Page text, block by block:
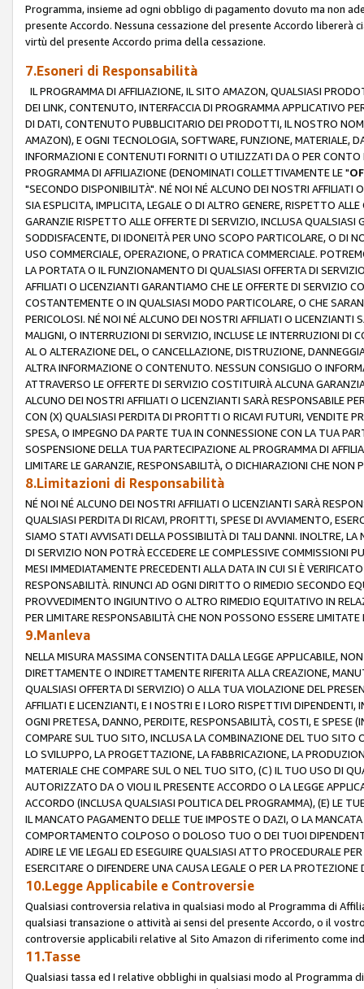
Programma, insieme ad ogni obbligo di pagamento dovuto ma non
presente Accordo. Nessuna cessazione del presente Accordo
virtù del presente Accordo prima della cessazione.
7.Esoneri di Responsabilità
IL PROGRAMMA DI AFFILIAZIONE, IL SITO AMAZON, QUALSIASI
DEI LINK, CONTENUTO, INTERFACCIA DI PROGRAMMA APPLICATIVO
DI DATI, CONTENUTO PUBBLICITARIO DEI PRODOTTI, IL NOSTRO
AMAZON), E OGNI TECNOLOGIA, SOFTWARE, FUNZIONE, MATERIALE,
INFORMAZIONI E CONTENUTI FORNITI O UTILIZZATI DA O PER
PROGRAMMA DI AFFILIAZIONE (DENOMINATI COLLETTIVAMENTE LE "
"SECONDO DISPONIBILITÀ". NÉ NOI NÉ ALCUNO DEI NOSTRI
SIA ESPLICITA, IMPLICITA, LEGALE O DI ALTRO GENERE, RISPETTO
GARANZIE RISPETTO ALLE OFFERTE DI SERVIZIO, INCLUSA
SODDISFACENTE, DI IDONEITÀ PER UNO SCOPO PARTICOLARE, O DI
USO COMMERCIALE, OPERAZIONE, O PRATICA COMMERCIALE.
LA PORTATA O IL FUNZIONAMENTO DI QUALSIASI OFFERTA DI
AFFILIATI O LICENZIANTI GARANTIAMO CHE LE OFFERTE DI SERVIZIO
COSTANTEMENTE O IN QUALSIASI MODO PARTICOLARE, O CHE
PERICOLOSI. NÉ NOI NÉ ALCUNO DEI NOSTRI AFFILIATI O LICENZIANTI
MALIGNI, O INTERRUZIONI DI SERVIZIO, INCLUSE LE INTERRUZIONI DI
AL O ALTERAZIONE DEL, O CANCELLAZIONE, DISTRUZIONE,
ALTRA INFORMAZIONE O CONTENUTO. NESSUN CONSIGLIO O
ATTRAVERSO LE OFFERTE DI SERVIZIO COSTITUIRÀ ALCUNA
ALCUNO DEI NOSTRI AFFILIATI O LICENZIANTI SARÀ RESPONSABILE
CON (X) QUALSIASI PERDITA DI PROFITTI O RICAVI FUTURI, VENDITE
SPESA, O IMPEGNO DA PARTE TUA IN CONNESSIONE CON LA TUA
SOSPENSIONE DELLA TUA PARTECIPAZIONE AL PROGRAMMA DI
LIMITARE LE GARANZIE, RESPONSABILITÀ, O DICHIARAZIONI CHE NON
8.Limitazioni di Responsabilità
NÉ NOI NÉ ALCUNO DEI NOSTRI AFFILIATI O LICENZIANTI SARÀ
QUALSIASI PERDITA DI RICAVI, PROFITTI, SPESE DI AVVIAMENTO,
SIAMO STATI AVVISATI DELLA POSSIBILITÀ DI TALI DANNI. INOLTRE,
DI SERVIZIO NON POTRÀ ECCEDERE LE COMPLESSIVE COMMISSIONI
MESI IMMEDIATAMENTE PRECEDENTI ALLA DATA IN CUI SI È
RESPONSABILITÀ. RINUNCI AD OGNI DIRITTO O RIMEDIO SECONDO
PROVVEDIMENTO INGIUNTIVO O ALTRO RIMEDIO EQUITATIVO IN
PER LIMITARE RESPONSABILITÀ CHE NON POSSONO ESSERE LIMITATE
9.Manleva
NELLA MISURA MASSIMA CONSENTITA DALLA LEGGE APPLICABILE,
DIRETTAMENTE O INDIRETTAMENTE RIFERITA ALLA CREAZIONE,
QUALSIASI OFFERTA DI SERVIZIO) O ALLA TUA VIOLAZIONE DEL
AFFILIATI E LICENZIANTI, E I NOSTRI E I LORO RISPETTIVI
OGNI PRETESA, DANNO, PERDITE, RESPONSABILITÀ, COSTI, E SPESE
COMPARE SUL TUO SITO, INCLUSA LA COMBINAZIONE DEL TUO SITO
LO SVILUPPO, LA PROGETTAZIONE, LA FABBRICAZIONE, LA
MATERIALE CHE COMPARE SUL O NEL TUO SITO, (C) IL TUO USO DI
AUTORIZZATO DA O VIOLI IL PRESENTE ACCORDO O LA LEGGE
ACCORDO (INCLUSA QUALSIASI POLITICA DEL PROGRAMMA), (E) LE
IL MANCATO PAGAMENTO DELLE TUE IMPOSTE O DAZI, O LA
COMPORTAMENTO COLPOSO O DOLOSO TUO O DEI TUOI
ADIRE LE VIE LEGALI ED ESEGUIRE QUALSIASI ATTO PROCEDURALE
ESERCITARE O DIFENDERE UNA CAUSA LEGALE O PER LA
10.Legge Applicabile e Controversie
Qualsiasi controversia relativa in qualsiasi modo al Programma di
qualsiasi transazione o attività ai sensi del presente Accordo, o il
controversie applicabili relative al Sito Amazon di riferimento come
11.Tasse
Qualsiasi tassa ed I relative obblighi in qualsiasi modo al